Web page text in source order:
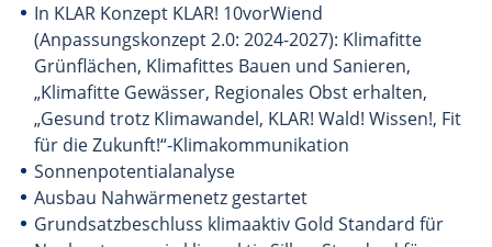
In KLAR Konzept KLAR! 10vorWiend
(Anpassungskonzept 2.0: 2024-2027): Klimafitte
Grünflächen, Klimafittes Bauen und Sanieren,
„Klimafitte Gewässer, Regionales Obst erhalten,
„Gesund trotz Klimawandel, KLAR! Wald! Wissen!, Fit
für die Zukunft!“-Klimakommunikation
Sonnenpotentialanalyse
Ausbau Nahwärmenetz gestartet
Grundsatzbeschluss klimaaktiv Gold Standard für